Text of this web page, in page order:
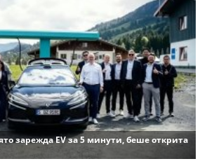
зарежда EV за 5 минути, беше открита